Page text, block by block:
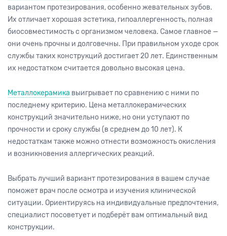
вариантом протезирования, особенно жевательных зубов.
Их отличает хорошая эстетика, гипоаллергенность, полная
биосовместимость с организмом человека. Самое главное —
они очень прочны и долговечны. При правильном уходе срок
службы таких конструкций достигает 20 лет. Единственным
их недостатком считается довольно высокая цена.
Металлокерамика выигрывает по сравнению с ними по
последнему критерию. Цена металлокерамических
конструкций значительно ниже, но они уступают по
прочности и сроку службы (в среднем до 10 лет). К
недостаткам также можно отнести возможность окисления
и возникновения аллергических реакций.
Выбрать лучший вариант протезирования в вашем случае
поможет врач после осмотра и изучения клинической
ситуации. Ориентируясь на индивидуальные предпочтения,
специалист посоветует и подберёт вам оптимальный вид
конструкции.